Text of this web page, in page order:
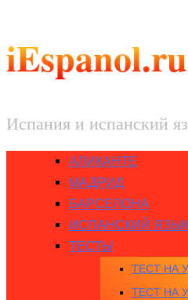
iEspanol.ru
Испания и испанский
АЛИКАНТЕ
МАДРИД
БАРСЕЛОНА
ИСПАНСКИЙ ЯЗЫК
ТЕСТЫ
ТЕСТ НА
ТЕСТ НА